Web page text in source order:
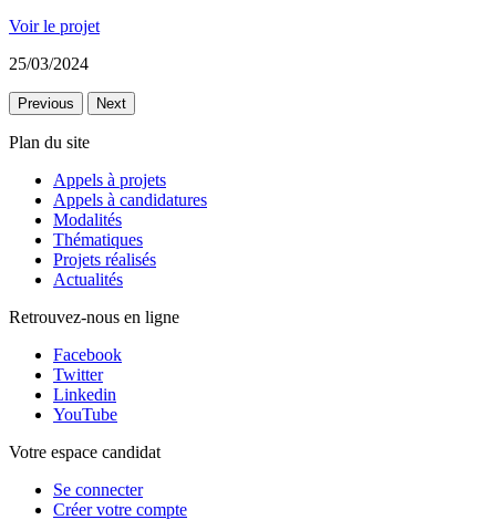
Voir le projet
25/03/2024
Previous Next
Plan du site
Appels à projets
Appels à candidatures
Modalités
Thématiques
Projets réalisés
Actualités
Retrouvez-nous en ligne
Facebook
Twitter
Linkedin
YouTube
Votre espace candidat
Se connecter
Créer votre compte